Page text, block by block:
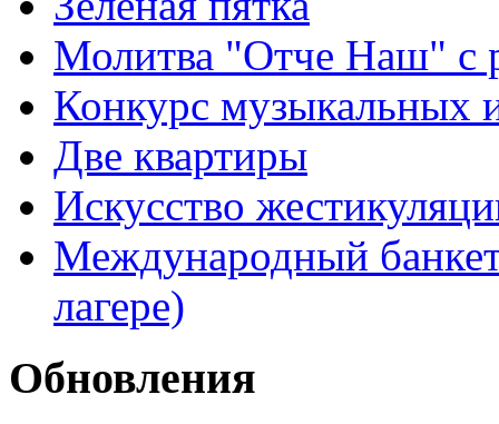
Молитва "Отче Наш" с
Конкурс музыкальных
Две квартиры
Искусство
Международный
лагере)
Обновления